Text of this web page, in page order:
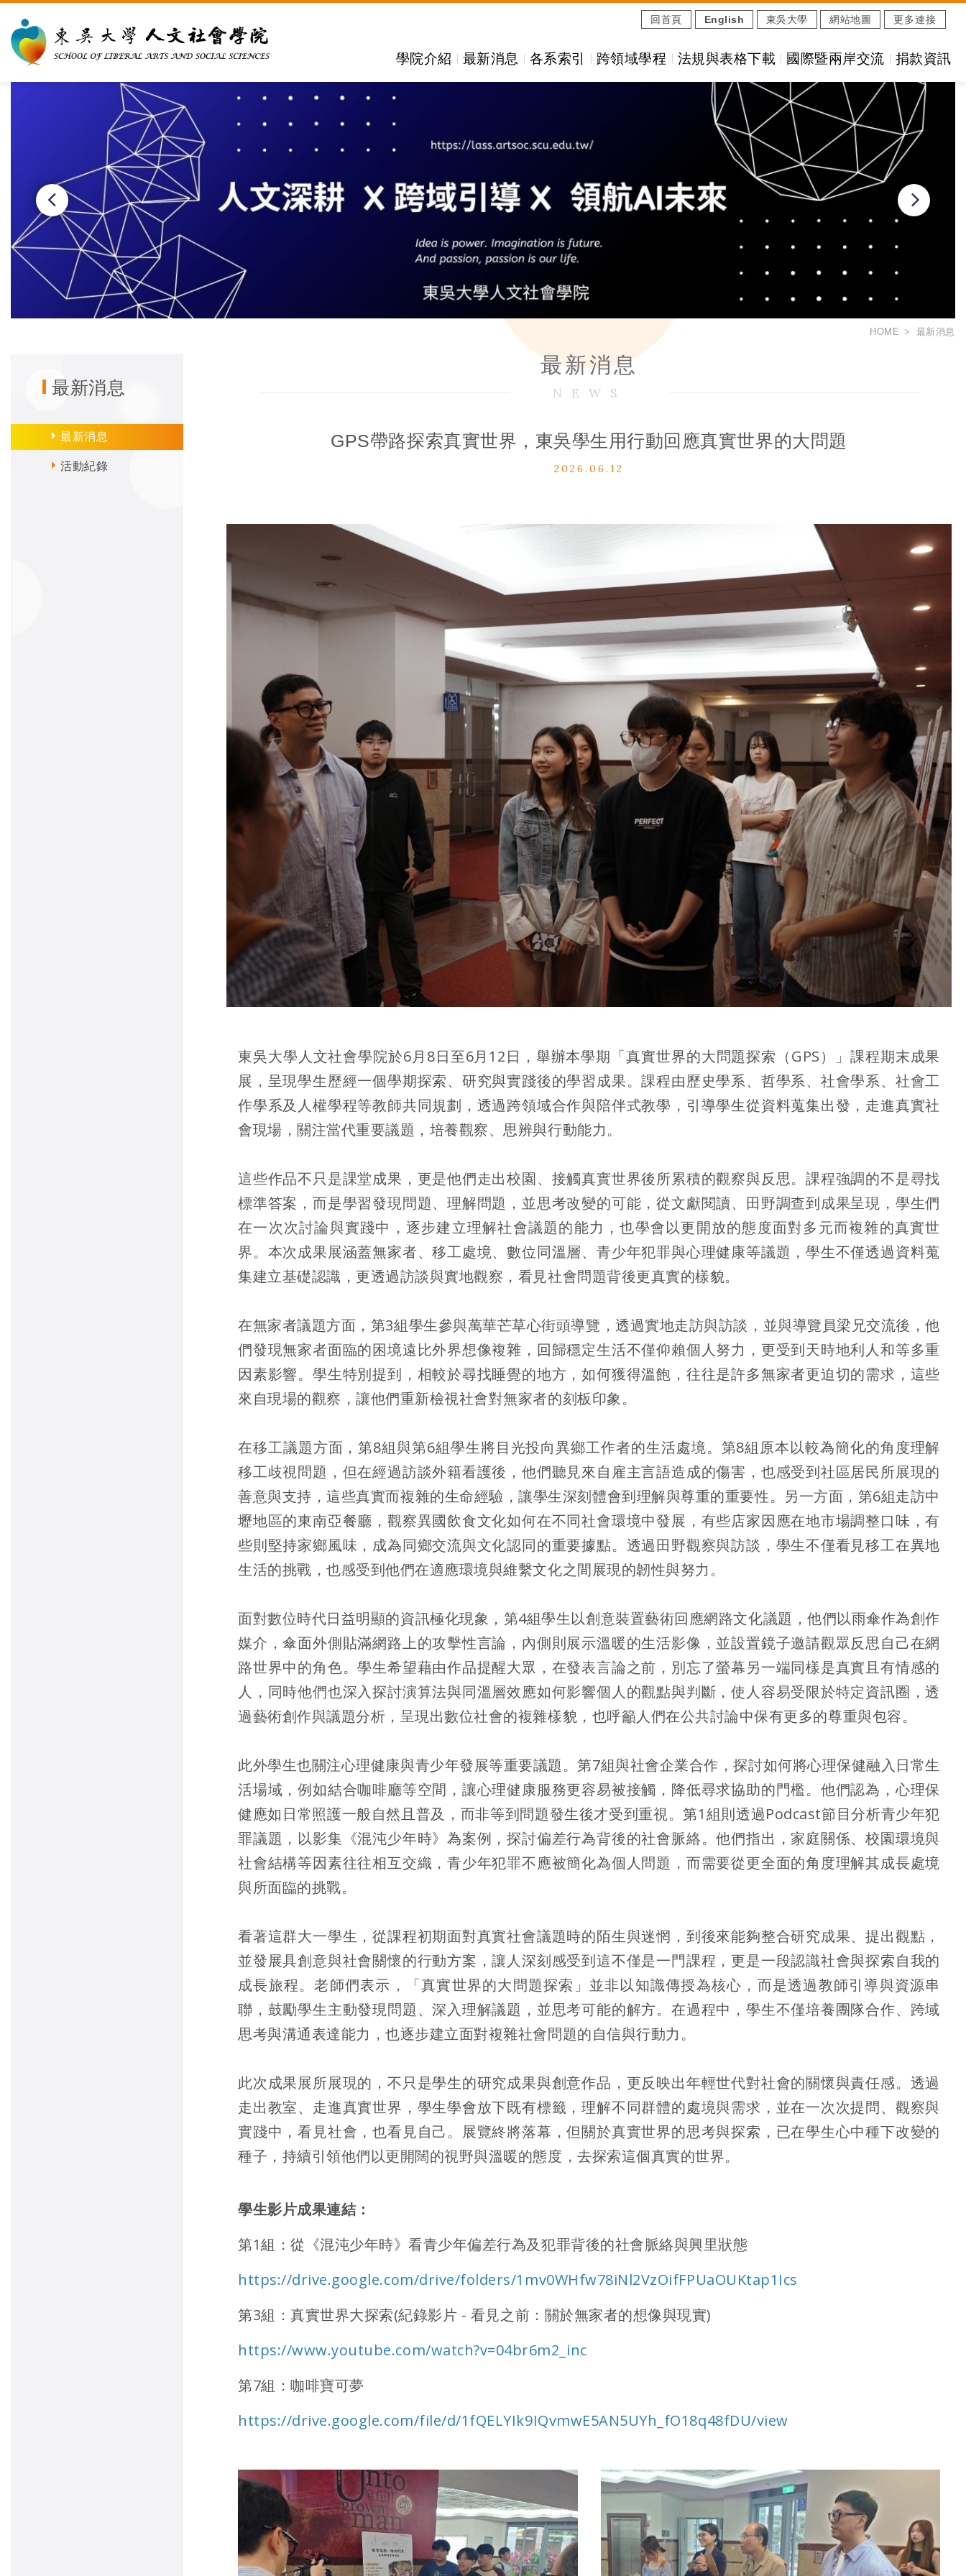
學院介紹 最新消息 各系索引 跨領域學程 法規與表格下載 國際暨兩岸交流 捐款資訊
回首頁 English 東吳大學 網站地圖 更多連接
HOME 最新消息
最新消息
最新消息
活動紀錄
最新消息
NEWS
GPS帶路探索真實世界，東吳學生用行動回應真實世界的大問題
2026.06.12
東吳大學人文社會學院於6月8日至6月12日，舉辦本學期「真實世界的大問題探索（GPS）」課程期末成果
展，呈現學生歷經一個學期探索、研究與實踐後的學習成果。課程由歷史學系、哲學系、社會學系、社會工
作學系及人權學程等教師共同規劃，透過跨領域合作與陪伴式教學，引導學生從資料蒐集出發，走進真實社
會現場，關注當代重要議題，培養觀察、思辨與行動能力。
這些作品不只是課堂成果，更是他們走出校園、接觸真實世界後所累積的觀察與反思。課程強調的不是尋找
標準答案，而是學習發現問題、理解問題，並思考改變的可能，從文獻閱讀、田野調查到成果呈現，學生們
在一次次討論與實踐中，逐步建立理解社會議題的能力，也學會以更開放的態度面對多元而複雜的真實世
界。本次成果展涵蓋無家者、移工處境、數位同溫層、青少年犯罪與心理健康等議題，學生不僅透過資料蒐
集建立基礎認識，更透過訪談與實地觀察，看見社會問題背後更真實的樣貌。
在無家者議題方面，第3組學生參與萬華芒草心街頭導覽，透過實地走訪與訪談，並與導覽員梁兄交流後，他
們發現無家者面臨的困境遠比外界想像複雜，回歸穩定生活不僅仰賴個人努力，更受到天時地利人和等多重
因素影響。學生特別提到，相較於尋找睡覺的地方，如何獲得溫飽，往往是許多無家者更迫切的需求，這些
來自現場的觀察，讓他們重新檢視社會對無家者的刻板印象。
在移工議題方面，第8組與第6組學生將目光投向異鄉工作者的生活處境。第8組原本以較為簡化的角度理解
移工歧視問題，但在經過訪談外籍看護後，他們聽見來自雇主言語造成的傷害，也感受到社區居民所展現的
善意與支持，這些真實而複雜的生命經驗，讓學生深刻體會到理解與尊重的重要性。另一方面，第6組走訪中
壢地區的東南亞餐廳，觀察異國飲食文化如何在不同社會環境中發展，有些店家因應在地市場調整口味，有
些則堅持家鄉風味，成為同鄉交流與文化認同的重要據點。透過田野觀察與訪談，學生不僅看見移工在異地
生活的挑戰，也感受到他們在適應環境與維繫文化之間展現的韌性與努力。
面對數位時代日益明顯的資訊極化現象，第4組學生以創意裝置藝術回應網路文化議題，他們以雨傘作為創作
媒介，傘面外側貼滿網路上的攻擊性言論，內側則展示溫暖的生活影像，並設置鏡子邀請觀眾反思自己在網
路世界中的角色。學生希望藉由作品提醒大眾，在發表言論之前，別忘了螢幕另一端同樣是真實且有情感的
人，同時他們也深入探討演算法與同溫層效應如何影響個人的觀點與判斷，使人容易受限於特定資訊圈，透
過藝術創作與議題分析，呈現出數位社會的複雜樣貌，也呼籲人們在公共討論中保有更多的尊重與包容。
此外學生也關注心理健康與青少年發展等重要議題。第7組與社會企業合作，探討如何將心理保健融入日常生
活場域，例如結合咖啡廳等空間，讓心理健康服務更容易被接觸，降低尋求協助的門檻。他們認為，心理保
健應如日常照護一般自然且普及，而非等到問題發生後才受到重視。第1組則透過Podcast節目分析青少年犯
罪議題，以影集《混沌少年時》為案例，探討偏差行為背後的社會脈絡。他們指出，家庭關係、校園環境與
社會結構等因素往往相互交織，青少年犯罪不應被簡化為個人問題，而需要從更全面的角度理解其成長處境
與所面臨的挑戰。
看著這群大一學生，從課程初期面對真實社會議題時的陌生與迷惘，到後來能夠整合研究成果、提出觀點，
並發展具創意與社會關懷的行動方案，讓人深刻感受到這不僅是一門課程，更是一段認識社會與探索自我的
成長旅程。老師們表示，「真實世界的大問題探索」並非以知識傳授為核心，而是透過教師引導與資源串
聯，鼓勵學生主動發現問題、深入理解議題，並思考可能的解方。在過程中，學生不僅培養團隊合作、跨域
思考與溝通表達能力，也逐步建立面對複雜社會問題的自信與行動力。
此次成果展所展現的，不只是學生的研究成果與創意作品，更反映出年輕世代對社會的關懷與責任感。透過
走出教室、走進真實世界，學生學會放下既有標籤，理解不同群體的處境與需求，並在一次次提問、觀察與
實踐中，看見社會，也看見自己。展覽終將落幕，但關於真實世界的思考與探索，已在學生心中種下改變的
種子，持續引領他們以更開闊的視野與溫暖的態度，去探索這個真實的世界。
學生影片成果連結：
第1組：從《混沌少年時》看青少年偏差行為及犯罪背後的社會脈絡與興里狀態
https://drive.google.com/drive/folders/1mv0WHfw78iNl2VzOifFPUaOUKtap1Ics
第3組：真實世界大探索(紀錄影片 - 看見之前：關於無家者的想像與現實)
https://www.youtube.com/watch?v=04br6m2_inc
第7組：咖啡寶可夢
https://drive.google.com/file/d/1fQELYIk9IQvmwE5AN5UYh_fO18q48fDU/view